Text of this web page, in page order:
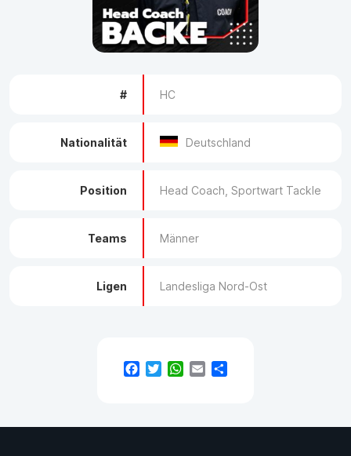
# HC
Nationalität Deutschland
Position Head Coach, Sportwart Tackle
Teams Männer
Ligen Landesliga Nord-Ost
Facebook
TwitterWhatsApp
Email